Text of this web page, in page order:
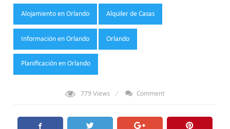
Tags:
Alojamiento en Orlando Alquiler de Casas
Información en Orlando Orlando
Planificación en Orlando
779Views Comment